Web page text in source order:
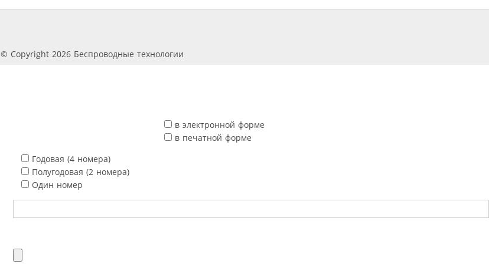
© Copyright 2026 Беспроводные технологии
в электронной форме
в печатной форме
Годовая (4 номера)
Полугодовая (2 номера)
Один номер